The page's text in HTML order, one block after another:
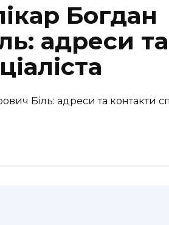
Богдан
адреси та